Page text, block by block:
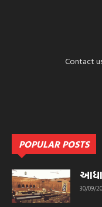
Contact
POPULAR POSTS
30/09/